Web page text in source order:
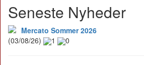
Seneste Nyheder
Mercato Sommer 2026
(03/08/26)
1 0